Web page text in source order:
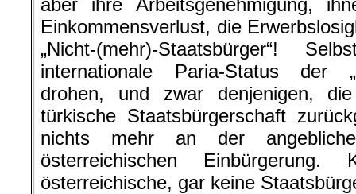
aber ihre Arbeitsgenehmigung,
Einkommensverlust, die
„Nicht-(mehr)-Staatsbürger“!
internationale Paria-Status der
drohen, und zwar denjenigen,
türkische Staatsbürgerschaft
nichts mehr an der
österreichischen
österreichische, gar keine